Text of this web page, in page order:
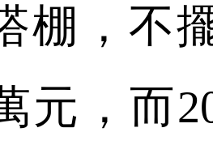
棚，不
元，而